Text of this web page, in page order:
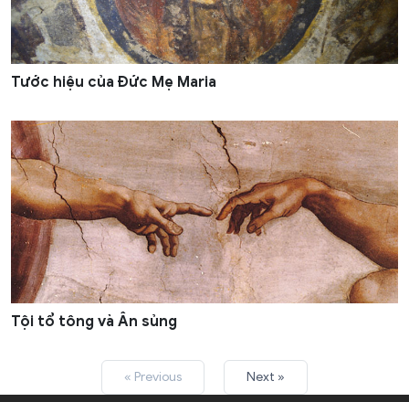
Tước hiệu của Đức Mẹ Maria
Tội tổ tông và Ân sủng
« Previous Next »